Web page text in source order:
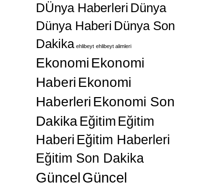
DÜnya Haberleri Dünya
Dünya Haberi Dünya Son
Dakika ehlibeyt ehlibeyt alimleri
Ekonomi Ekonomi
Haberi Ekonomi
Haberleri Ekonomi Son
Dakika Eğitim Eğitim
Haberi Eğitim Haberleri
Eğitim Son Dakika
GüncelGüncel